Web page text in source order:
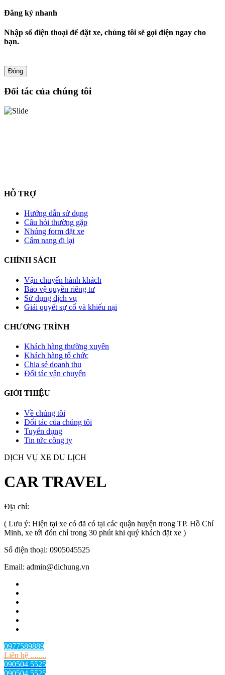
Đăng ký nhanh
Nhập số điện thoại để đặt xe, chúng tôi sẽ gọi điện ngay cho
bạn.
Đóng
Đối tác của chúng tôi
HỖ TRỢ
Hướng dẫn sử dụng
Câu hỏi thường gặp
Nhúng form đặt xe
Cẩm nang đi lại
CHÍNH SÁCH
Vận chuyển hành khách
Bảo vệ quyền riêng tư
Sử dụng dịch vụ
Giải quyết sự cố và khiếu nại
CHƯƠNG TRÌNH
Khách hàng thường xuyên
Khách hàng tổ chức
Chia sẻ doanh thu
Đối tác vận chuyển
GIỚI THIỆU
Về chúng tôi
Đối tác của chúng tôi
Tuyển dụng
Tin tức công ty
DỊCH VỤ XE DU LỊCH
CAR TRAVEL
Địa chỉ:
( Lưu ý: Hiện tại xe có đã có tại các quận huyện trong TP. Hồ Chí
Minh, xe tới đón chỉ trong 30 phút khi quý khách đặt xe )
Số điện thoại: 0905045525
Email: admin@dichung.vn
0977589889
Liên hệ ........
090504 5525
090504 5525